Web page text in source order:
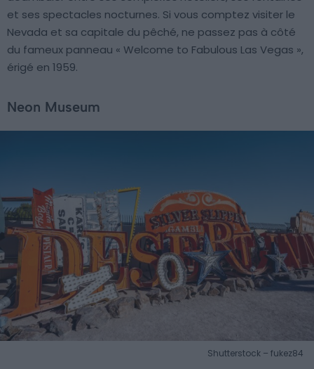
et ses spectacles nocturnes. Si vous comptez visiter le
Nevada et sa capitale du pêché, ne passez pas à côté
du fameux panneau « Welcome to Fabulous Las Vegas »,
érigé en 1959.
Neon Museum
Shutterstock – fukez84